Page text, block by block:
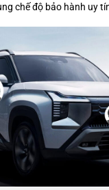
chế độ bảo hành uy